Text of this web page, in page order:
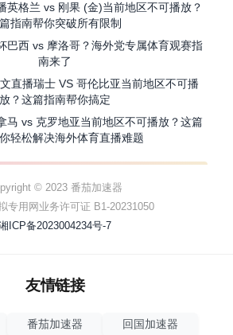
英格兰 vs 刚果 (金)当前地区不可播放？
指南帮你突破所有限制
巴西 vs 摩洛哥？海外党专属体育观赛指
南来了
直播瑞士 VS 哥伦比亚当前地区不可播
放？这篇指南帮你搞定
马 vs 克罗地亚当前地区不可播放？这篇
轻松解决海外体育直播难题
© 2023 番茄加速器
专用网业务许可证 B1-20231050
ICP备2023004234号-7
友情链接
番茄加速器 回国加速器